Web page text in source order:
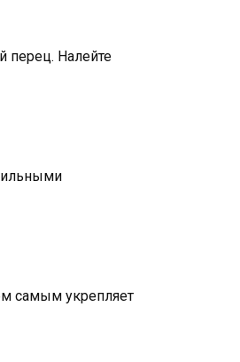
перец. Налейте
самым укрепляет